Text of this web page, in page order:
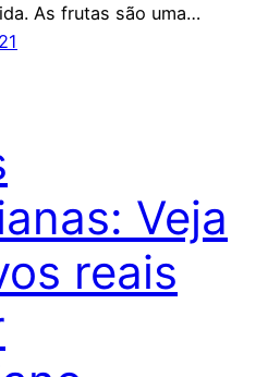
As frutas são uma…
Veja
reais